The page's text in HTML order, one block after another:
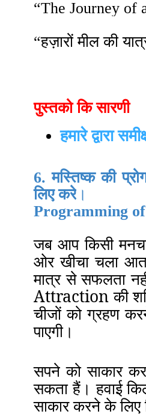
“The Journey of
“हज़ारों मील की
पुस्तको कि सारणी
हमारे द्वारा
6. मस्तिष्क की
लिए करे ।
Programming
जब आप किसी
ओर खीचा चला
मात्र से सफलता
Attraction की
चीजों को ग्रहण
पाएगी।
सपने को साकार
सकता हैं। हवाई
साकार करने के लिए